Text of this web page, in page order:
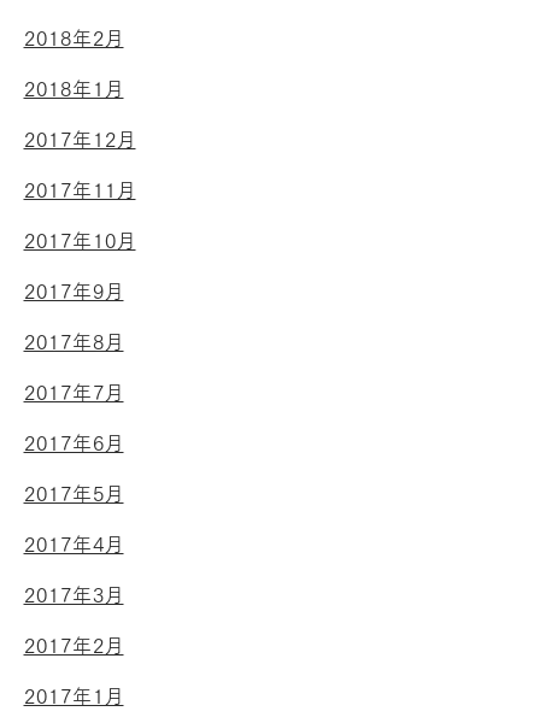
2018年2月
2018年1月
2017年12月
2017年11月
2017年10月
2017年9月
2017年8月
2017年7月
2017年6月
2017年5月
2017年4月
2017年3月
2017年2月
2017年1月